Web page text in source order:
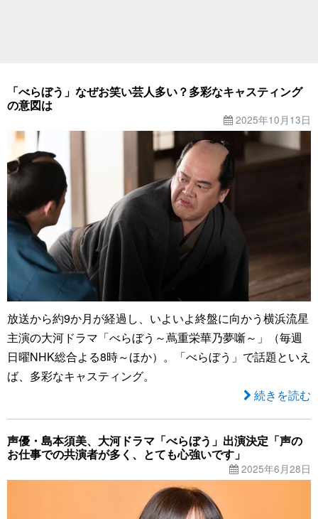
「べらぼう」なぜお笑い芸人多い？多彩なキャスティング
の意図は
2025年10月13日
放送から約9か月が経過し、いよいよ終盤に向かう横浜流星
主演の大河ドラマ「べらぼう～蔦重栄華乃夢噺～」（毎週
日曜NHK総合よる8時～ほか）。「べらぼう」で話題といえ
ば、多彩なキャスティング。
続きを読む
声優・島本須美、大河ドラマ「べらぼう」出演決定「声の
お仕事での共演者が多く、とても心強いです」
2025年6月28日